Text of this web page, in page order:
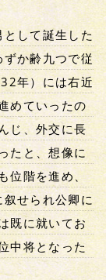
して誕生した
か齢九つで従
年）には右近
めていったの
じ、外交に長
たと、想像に
位階を進め、
せられ公卿に
既に就いてお
中将となった